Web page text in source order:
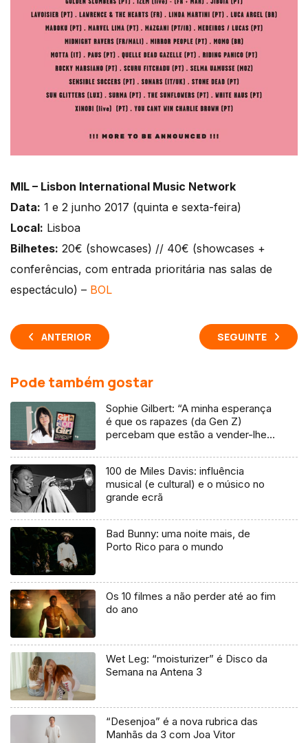
MIL – Lisbon International Music Network
Data: 1 e 2 junho 2017 (quinta e sexta-feira)
Local: Lisboa
Bilhetes: 20€ (showcases) // 40€ (showcases +
conferências, com entrada prioritária nas salas de
espectáculo) – BOL
ANTERIOR SEGUINTE
Pode também gostar
Sophie Gilbert: “A minha esperança
é que os rapazes (da Gen Z)
percebam que estão a vender-lhes
100 de Miles Davis: influência
musical (e cultural) e o músico no
grande ecrã
Bad Bunny: uma noite mais, de
Porto Rico para o mundo
Os 10 filmes a não perder até ao fim
do ano
Wet Leg: “moisturizer” é Disco da
Semana na Antena 3
“Desenjoa” é a nova rubrica das
Manhãs da 3 com Joa Vitor